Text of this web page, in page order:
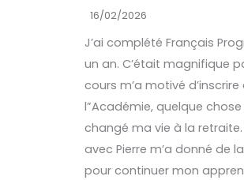
16/02/2026
J’ai complété Français
un an. C’était magnifique
cours m’a motivé d’inscrire
l”Académie, quelque
changé ma vie à la retraite.
avec Pierre m’a donné de
pour continuer mon